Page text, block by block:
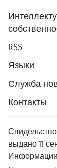
RSS
Языки
Служба
Контакты
выдано 11